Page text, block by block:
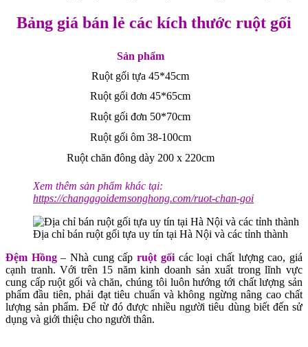
Bảng giá bán lẻ các kích thước ruột gối
Sản phẩm
Ruột gối tựa 45*45cm
Ruột gối đơn 45*65cm
Ruột gối đơn 50*70cm
Ruột gối ôm 38-100cm
Ruột chăn đông dày 200 x 220cm
Xem thêm sản phẩm khác tại:
https://changagoidemsonghong.com/ruot-chan-goi
Địa chỉ bán ruột gối tựa uy tín tại Hà Nội và các tỉnh thành
Đệm Hồng– Nhà cung cấpruột gốicác loại chất lượng cao, giá
cạnh tranh. Với trên 15 năm kinh doanh sản xuất trong lĩnh vực
cung cấp ruột gối và chăn, chúng tôi luôn hướng tới chất lượng sản
phẩm đầu tiên, phải đạt tiêu chuẩn và không ngừng nâng cao chất
lượng sản phẩm. Để từ đó được nhiều người tiêu dùng biết đến sử
dụng và giới thiệu cho người thân.